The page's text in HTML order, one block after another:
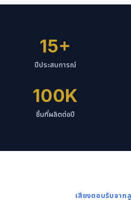
15+
ปีประสบการณ์
100K
ชิ้นที่ผลิตต่อปี
เสียงตอบรับจาก